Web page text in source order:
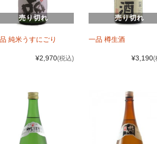
売り切れ
純米うすにごり
¥2,970(税込)
売り切れ
一品 樽生酒
¥3,190(